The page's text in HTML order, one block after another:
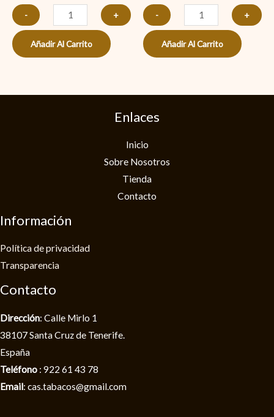
-
+
Añadir Al Carrito
-
+
Añadir Al Carrito
Enlaces
Inicio
Sobre Nosotros
Tienda
Contacto
Información
Política de privacidad​
Transparencia
Contacto
Dirección: Calle Mirlo 1
38107 Santa Cruz de Tenerife.
España
Teléfono : 922 61 43 78
Email: cas.tabacos@gmail.com